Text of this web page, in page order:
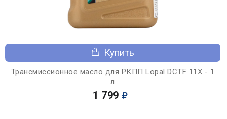
Купить
Трансмиссионное масло для РКПП Lopal DCTF 11X - 1
л
1 799